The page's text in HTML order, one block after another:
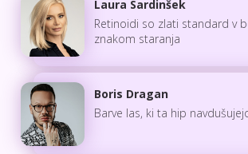
Laura Sardinšek
Retinoidi so zlati standard v
znakom staranja
Boris Dragan
Barve las, ki ta hip